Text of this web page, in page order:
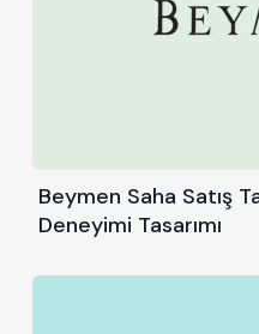
Beymen Saha Satış
Deneyimi Tasarımı